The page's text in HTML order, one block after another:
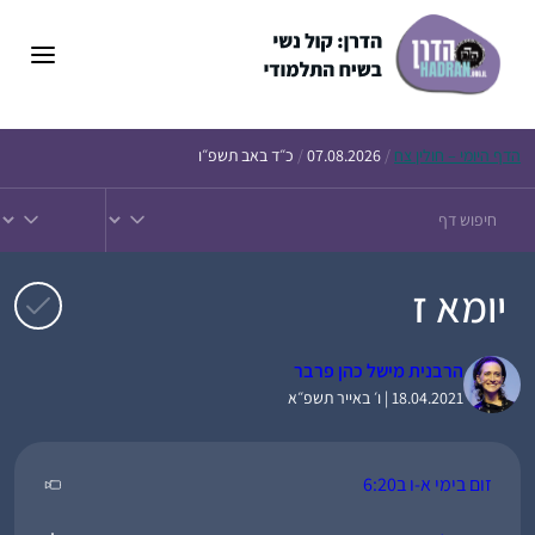
הדף היומי – חולין צח /
07.08.2026
/ כ״ד באב תשפ״ו
יומא ז
הרבנית מישל כהן פרבר
18.04.2021 | ו׳ באייר תשפ״א
זום בימי א-ו ב6:20